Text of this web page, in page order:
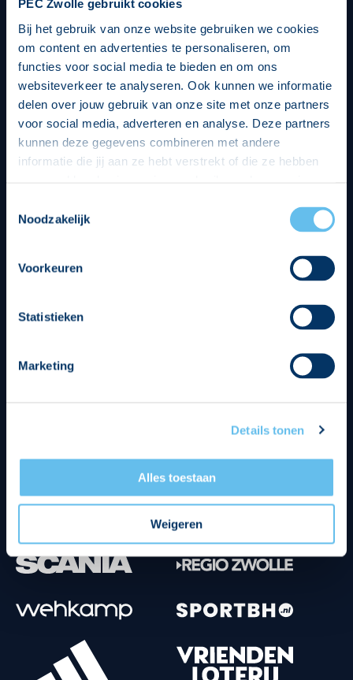
PEC Zwolle gebruikt cookies
Bij het gebruik van onze website gebruiken we cookies
om content en advertenties te personaliseren, om
functies voor social media te bieden en om ons
websiteverkeer te analyseren. Ook kunnen we informatie
delen over jouw gebruik van onze site met onze partners
voor social media, adverteren en analyse. Deze partners
kunnen deze gegevens combineren met andere
informatie die jij aan ze hebt verstrekt of die ze hebben
op een veilige en integere wijze. Je kunt je toestemming
beheren op de privacy- en cookieverklaring pagina.
Noodzakelijk
Voorkeuren
Statistieken
Marketing
Details tonen
Alles toestaan
Weigeren